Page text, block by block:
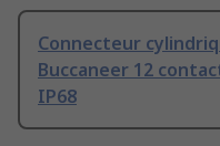
Connecteur
Buccaneer 12
IP68